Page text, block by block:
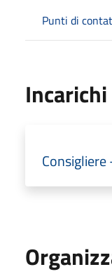
Punti di
Incarichi